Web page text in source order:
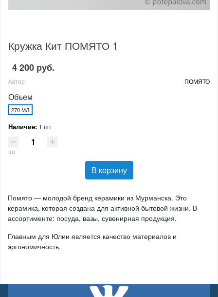
Кружка Кит ПОМЯТО 1
4 200 руб.
Автор ПОМЯТО
Объем
270 МЛ
Наличие: 1 шт
шт
В корзину
Помято — молодой бренд керамики из Мурманска. Это
керамика, которая создана для активной бытовой жизни. В
ассортименте: посуда, вазы, сувенирная продукция.
Главным для Юлии является качество материалов и
эргономичность.